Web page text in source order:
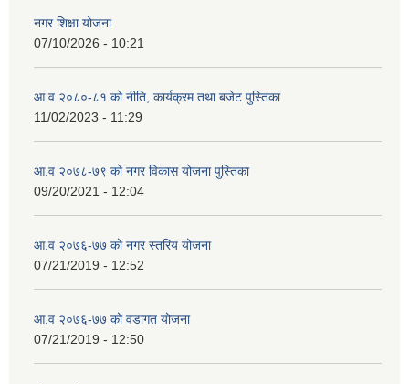
नगर शिक्षा योजना
07/10/2026 - 10:21
आ.व २०८०-८१ को नीति, कार्यक्रम तथा बजेट पुस्तिका
11/02/2023 - 11:29
आ.व २०७८-७९ को नगर विकास योजना पुस्तिका
09/20/2021 - 12:04
आ.व २०७६-७७ को नगर स्तरिय योजना
07/21/2019 - 12:52
आ.व २०७६-७७ को वडागत योजना
07/21/2019 - 12:50